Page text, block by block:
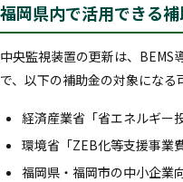
福岡県内で活用できる
中央監視装置の更新は、BEMS
で、以下の補助金の対象になる
経済産業省「省エネルギー
環境省「ZEB化等支援事業
福岡県・福岡市の中小企業